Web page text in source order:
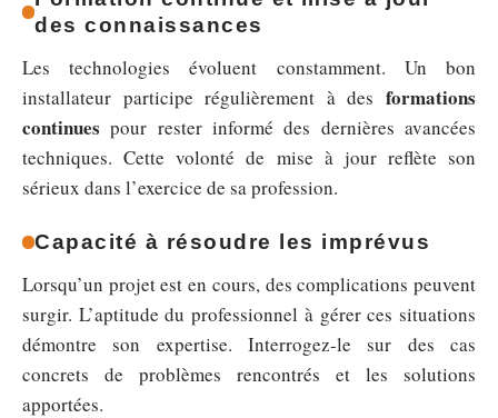
des connaissances
Les technologies évoluent constamment. Un bon
installateur participe régulièrement à des formations
continuespour rester informé des dernières avancées
techniques. Cette volonté de mise à jour reflète son
sérieux dans l’exercice de sa profession.
Capacité à résoudre les imprévus
Lorsqu’un projet est en cours, des complications peuvent
surgir. L’aptitude du professionnel à gérer ces situations
démontre son expertise. Interrogez-le sur des cas
concrets de problèmes rencontrés et les solutions
apportées.